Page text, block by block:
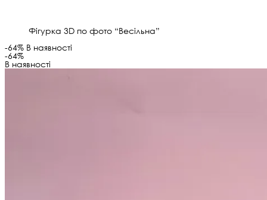
Фігурка 3D по фото “Весільна”
-64% В наявності
-64%
В наявності